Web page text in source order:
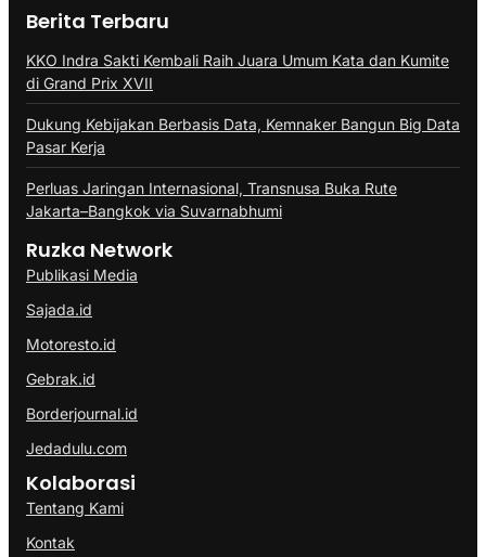
Berita Terbaru
KKO Indra Sakti Kembali Raih Juara Umum Kata dan Kumite
di Grand Prix XVII
Dukung Kebijakan Berbasis Data, Kemnaker Bangun Big Data
Pasar Kerja
Perluas Jaringan Internasional, Transnusa Buka Rute
Jakarta–Bangkok via Suvarnabhumi
Ruzka Network
Publikasi Media
Sajada.id
Motoresto.id
Gebrak.id
Borderjournal.id
Jedadulu.com
Kolaborasi
Tentang Kami
Kontak